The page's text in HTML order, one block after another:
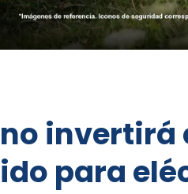
invertirá
para